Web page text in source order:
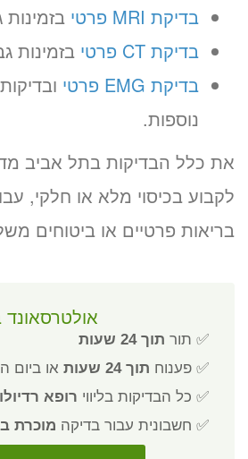
בדיקת MRI פרטי
בדיקת CT פרטי
בזמינות
בדיקת EMG פרטי
נוספות.
את כלל הבדיקות בתל אביב
לקבוע בכיסוי מלא או חלקי,
בריאות פרטיים או ביטוחים
✅ תור תוך 24 שעות
✅ פענוח תוך 24 שעות
או ביום
✅ כל הבדיקות בליווי רופא
✅ חשבונית עבור בדיקה מוכרת